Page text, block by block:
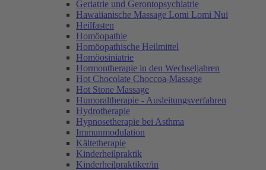
Geriatrie und Gerontopsychiatrie
Hawaiianische Massage Lomi Lomi Nui
Heilfasten
Homöopathie
Homöopathische Heilmittel
Homöosiniatrie
Hormontherapie in den Wechseljahren
Hot Chocolate Choccoa-Massage
Hot Stone Massage
Humoraltherapie - Ausleitungsverfahren
Hydrotherapie
Hypnosetherapie bei Asthma
Immunmodulation
Kältetherapie
Kinderheilpraktik
Kinderheilpraktiker/in